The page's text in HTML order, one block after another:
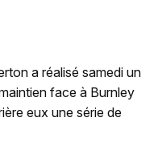
a réalisé samedi un
face à Burnley
eux une série de